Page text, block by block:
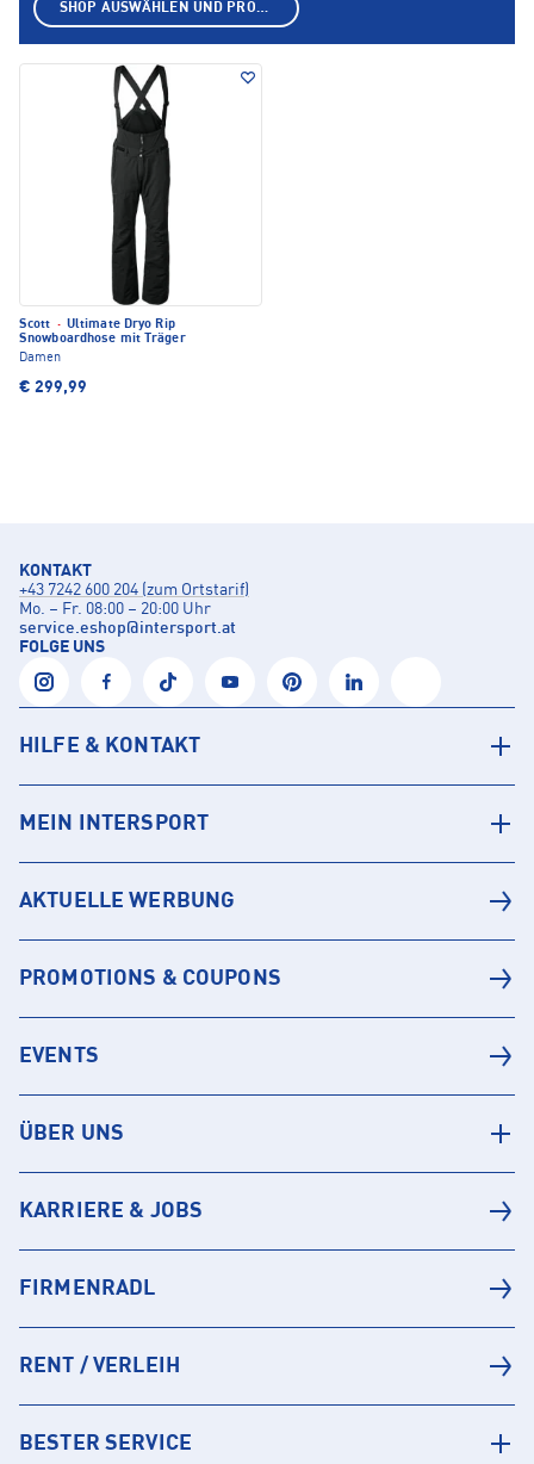
Scott · Ultimate Dryo Rip
Snowboardhose mit Träger
Damen
€ 299,99
SHOP AUSWÄHLEN UND PRODUKTE ANZEIGEN
KONTAKT
+43 7242 600 204 (zum Ortstarif)
Mo. – Fr. 08:00 – 20:00 Uhr
service.eshop@intersport.at
FOLGE UNS
HILFE & KONTAKT
MEIN INTERSPORT
AKTUELLE WERBUNG
PROMOTIONS & COUPONS
EVENTS
ÜBER UNS
KARRIERE & JOBS
FIRMENRADL
RENT / VERLEIH
BESTER SERVICE